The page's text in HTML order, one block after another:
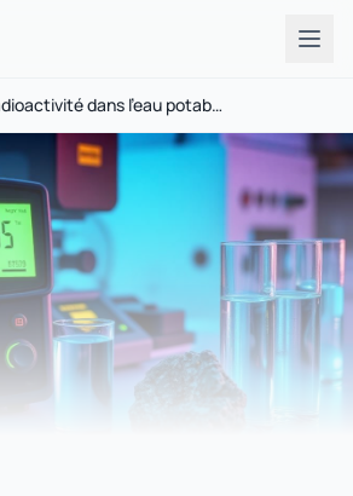
Radioactivité dans l'eau potable en 2026 : quels risques réels et que faire ?